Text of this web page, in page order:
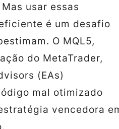
usar essas
é um desafio
O MQL5,
do MetaTrader,
(EAs)
mal otimizado
vencedora